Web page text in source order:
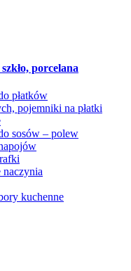
porcelana
płatków
pojemniki na płatki
sosów – polew